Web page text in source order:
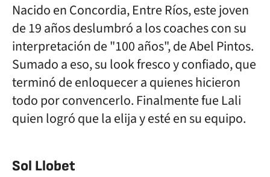
Nacido en Concordia, Entre Ríos, este joven
de 19 años deslumbró a los coaches con su
interpretación de "100 años", de Abel Pintos.
Sumado a eso, su look fresco y confiado, que
terminó de enloquecer a quienes hicieron
todo por convencerlo. Finalmente fue Lali
quien logró que la elija y esté en su equipo.
Sol Llobet